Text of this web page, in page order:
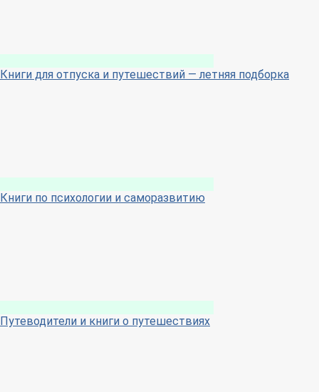
Книги для отпуска и путешествий — летняя подборка
Книги по психологии и саморазвитию
Путеводители и книги о путешествиях